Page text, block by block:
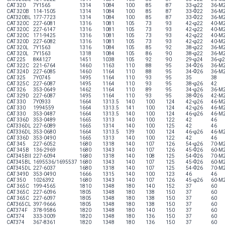
CAT 320
7Y1565 1314 1084 100 85 87 33-φ22
36-
CAT 320B
114-1505 1314 1084 100 85 87 33-Ф22
36-
CAT320BL
177-7723 1314 1084 100 85 87 33-Ф22
36-
CAT 320C
227-6081 1316 1081 105 73 93 42-φ22
40-
CAT 320C
227-6147 1316 1081 105 73 93 42-φ22
40-
CAT 320C
171-9425 1316 1081 105 73 93 42-φ22
40-
CAT 320D
227-6082 1316 1081 105 73 93 42-φ22
40-
CAT 320L
7Y1563 1316 1084 105 85 92 38-φ22
36-
CAT 320L
7Y1563 1318 1084 105 86 90 38-φ22
36-
CAT 225
8K4127 1451 1038 105 92 90 29-φ24
36-
CAT 322C
221-6764 1460 1163 110 88 95 34-Ф26
36-
CAT 324D
227-6085 1460 1164 110 88 95 34-Ф26
36-
CAT 325
7Y0745 1495 1164 110 93 95 35
38
CAT 325C
227-6087 1495 1164 110 93 95 38-φ26
42
CAT 326
353-0649 1462 1164 110 89 95 34-φ26
36-
CAT 329D
227-6087 1495 1164 110 93 95 38-Ф26
42-
CAT 330
7Y0933 1664 1313.5 140 100 124 42-φ26
46-
CAT 330
1994559 1664 1313.5 141 100 124 42-φ26
46-
CAT 330
353-0487 1664 1313.5 140 100 124 46-φ26
46-
CAT 336D
353-0489 1665 1313 140 100 122 42
46
CAT336DL
227-6089 1665 1314 140 100 125 42
46
CAT336DL
353-0680 1664 1313.5 139 100 124 46-φ26
46-
CAT 336D
353-0490 1665 1313 140 100 122 42
46
CAT 345
227-6052 1680 1318 140 107 126 54-φ26
70-
CAT 345B
136-2969 1680 1343 140 107 126 45-Ф26
60-
CAT345BII
227-6094 1680 1318 140 108 125 54-Ф26
70-
CAT345BL
1695536/1695537 1680 1343 140 107 125 45-Ф26
60-
CAT345DL
227-6037 1680 1318 140 107 125 54-Ф26
70-
CAT 349D
353-0490 1666 1315 140 100 123 46
46
CAT 350
1026392 1680 1343 140 107 126 45-φ26
60-
CAT 365C
199-4565 1810 1348 180 140 152 37
60
CAT 365C
227-6096 1805 1348 180 138 150 37
60
CAT 365C
227-6097 1805 1348 180 138 150 37
60
CAT365CL
397-9666 1805 1348 180 138 150 37
60
CAT374F
378-9586 1820 1348 180 140 150 37
60
CAT374
333-3009 1820 1348 180 136 150 37
60
CAT374
367-8361 1820 1348 180 136 150 37 60